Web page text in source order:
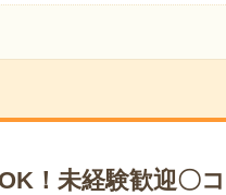
！未経験歓迎〇